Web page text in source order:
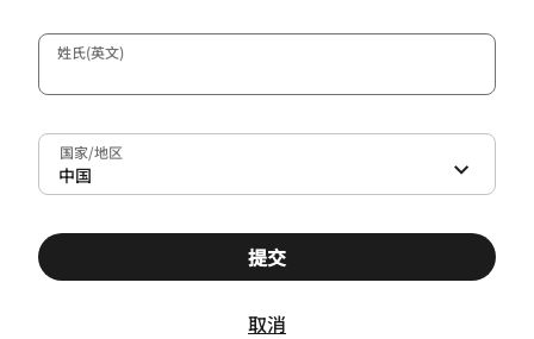
姓氏(英文)
国家/地区
中国
提交
取消